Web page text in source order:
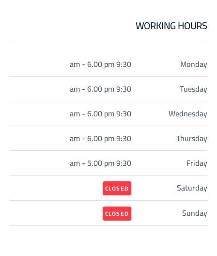
WORKING HOURS
Monday
9:30 am - 6.00 pm
Tuesday
9:30 am - 6.00 pm
Wednesday
9:30 am - 6.00 pm
Thursday
9:30 am - 6.00 pm
Friday
9:30 am - 5.00 pm
Saturday
CLOSED
Sunday
CLOSED